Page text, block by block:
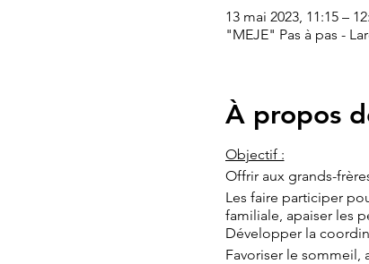
13 mai 2023, 11:15 –
"MEJE" Pas à pas -
À propos
Objectif :
Offrir aux grands-
Les faire participer
familiale, apaiser les
Développer la
Favoriser le sommeil,